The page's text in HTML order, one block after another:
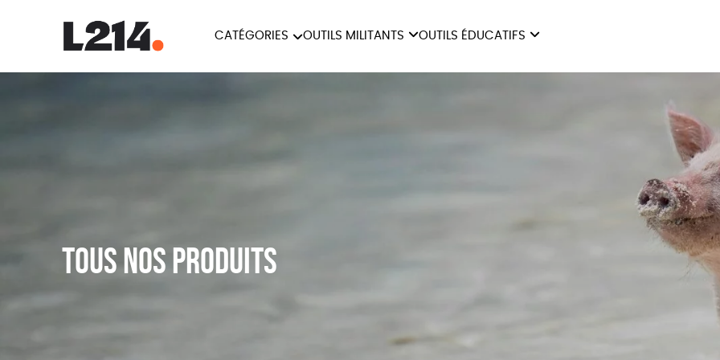
CATÉGORIES OUTILS MILITANTS OUTILS ÉDUCATIFS
Tous nos produits